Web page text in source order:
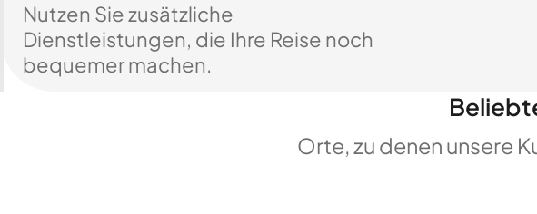
Nutzen Sie zusätzliche
Dienstleistungen, die Ihre Reise noch
bequemer machen.
Orte, zu denen unsere